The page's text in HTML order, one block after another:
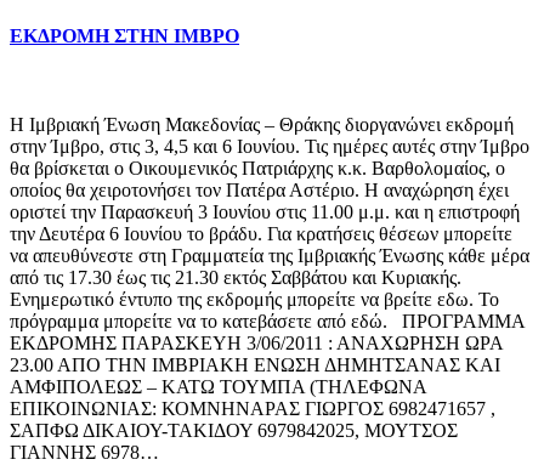
ΕΚΔΡΟΜΗ ΣΤΗΝ ΙΜΒΡΟ
Η Ιμβριακή Ένωση Μακεδονίας – Θράκης διοργανώνει εκδρομή
στην Ίμβρο, στις 3, 4,5 και 6 Ιουνίου. Τις ημέρες αυτές στην Ίμβρο
θα βρίσκεται ο Οικουμενικός Πατριάρχης κ.κ. Βαρθολομαίος, ο
οποίος θα χειροτονήσει τον Πατέρα Αστέριο. Η αναχώρηση έχει
οριστεί την Παρασκευή 3 Ιουνίου στις 11.00 μ.μ. και η επιστροφή
την Δευτέρα 6 Ιουνίου το βράδυ. Για κρατήσεις θέσεων μπορείτε
να απευθύνεστε στη Γραμματεία της Ιμβριακής Ένωσης κάθε μέρα
από τις 17.30 έως τις 21.30 εκτός Σαββάτου και Κυριακής.
Ενημερωτικό έντυπο της εκδρομής μπορείτε να βρείτε εδω. Το
πρόγραμμα μπορείτε να τo κατεβάσετε από εδώ. ΠΡΟΓΡΑΜΜΑ
ΕΚΔΡΟΜΗΣ ΠΑΡΑΣΚΕΥΗ 3/06/2011 : ΑΝΑΧΩΡΗΣΗ ΩΡΑ
23.00 ΑΠΟ ΤΗΝ ΙΜΒΡΙΑΚΗ ΕΝΩΣΗ ΔΗΜΗΤΣΑΝΑΣ ΚΑΙ
ΑΜΦΙΠΟΛΕΩΣ – ΚΑΤΩ ΤΟΥΜΠΑ (ΤΗΛΕΦΩΝΑ
ΕΠΙΚΟΙΝΩΝΙΑΣ: ΚΟΜΝΗΝΑΡΑΣ ΓΙΩΡΓΟΣ 6982471657 ,
ΣΑΠΦΩ ΔΙΚΑΙΟΥ-ΤΑΚΙΔΟΥ 6979842025, ΜΟΥΤΣΟΣ
ΓΙΑΝΝΗΣ 6978…